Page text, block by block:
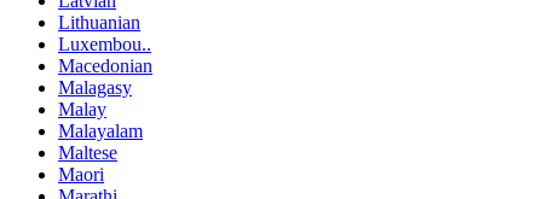
Lithuanian
Luxembou..
Macedonian
Malagasy
Malay
Malayalam
Maltese
Maori